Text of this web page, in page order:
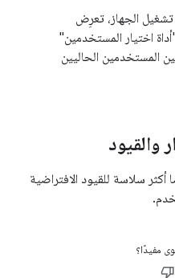
الجهاز، تعرِض
اختيار المستخدمين"
المستخدمين الحاليين
والقيود
سلاسة للقيود الافتراضية
مفيدًا؟